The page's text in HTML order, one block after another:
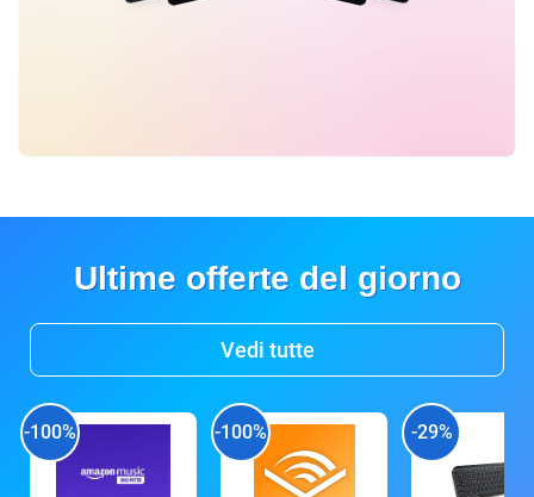
Ultime offerte del giorno
Vedi tutte
-100% -100% -29%